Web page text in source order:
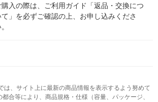
購入の際は、ご利用ガイド「返品・交換につ
て」を必ずご確認の上、お申し込みくださ
は、サイト上に最新の商品情報を表示するよう努めて
合等により、商品規格・仕様（容量、パッケージ、